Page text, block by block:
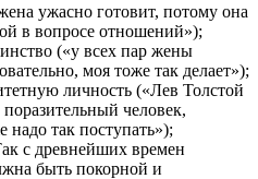
ужасно готовит, потому она
в вопросе отношений»);
(«у всех пар жены
моя тоже так делает»);
личность («Лев Толстой
человек,
надо так поступать»);
с древнейших времен
быть покорной и